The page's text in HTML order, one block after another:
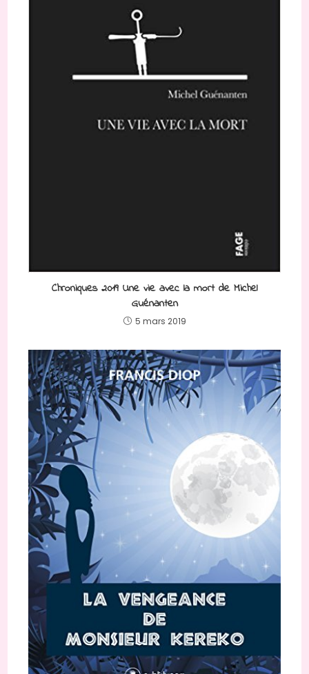
Chroniques 2019 Une vie avec la mort de Michel
Guénanten
5 mars 2019